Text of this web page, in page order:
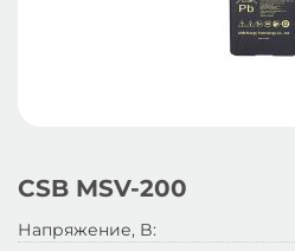
CSB MSV-200
Напряжение, B: